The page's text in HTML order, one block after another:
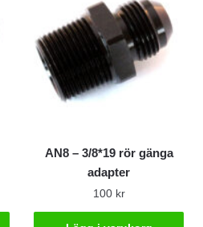
AN8 – 3/8*19 rör gänga
adapter
100 kr